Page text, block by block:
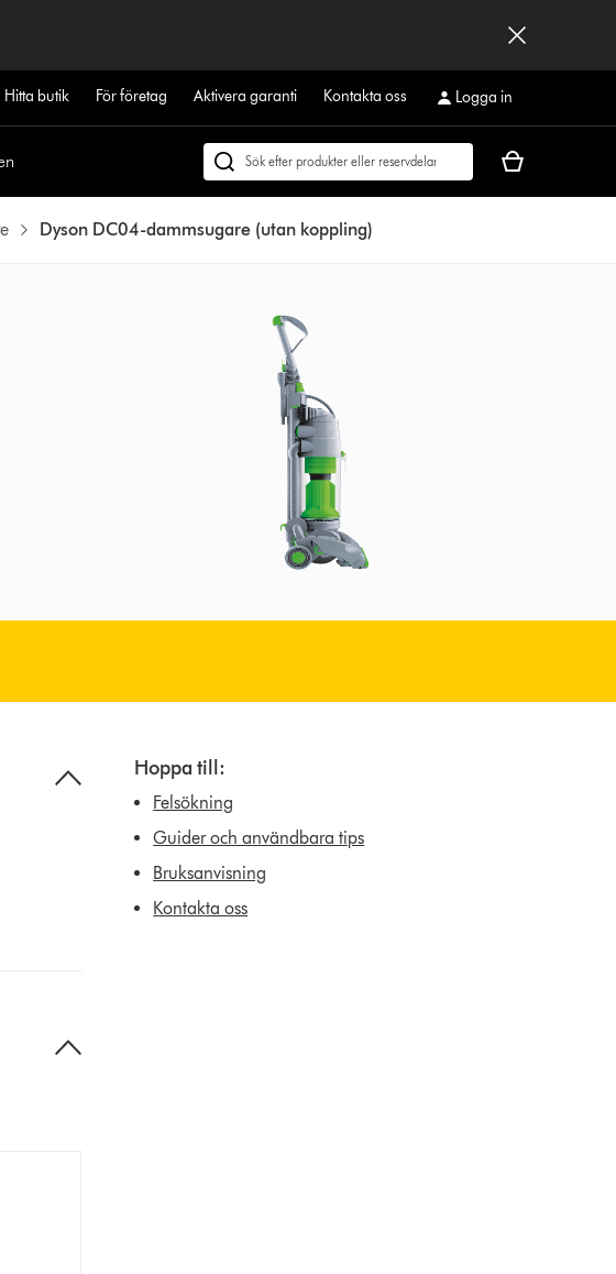
Hitta butik För företag Aktivera garanti Kontakta oss Logga in
Sök
dyson.se
Kundvagnen
Dyson DC04-dammsugare (utan koppling)
Hoppa till:
Felsökning
Guider och användbara tips
Bruksanvisning
Kontakta oss